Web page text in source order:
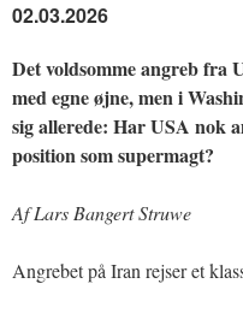
02.03.2026
Det voldsomme angreb fra
med egne øjne, men i
sig allerede: Har USA nok
position som supermagt?
Af Lars Bangert Struwe
Angrebet på Iran rejser et